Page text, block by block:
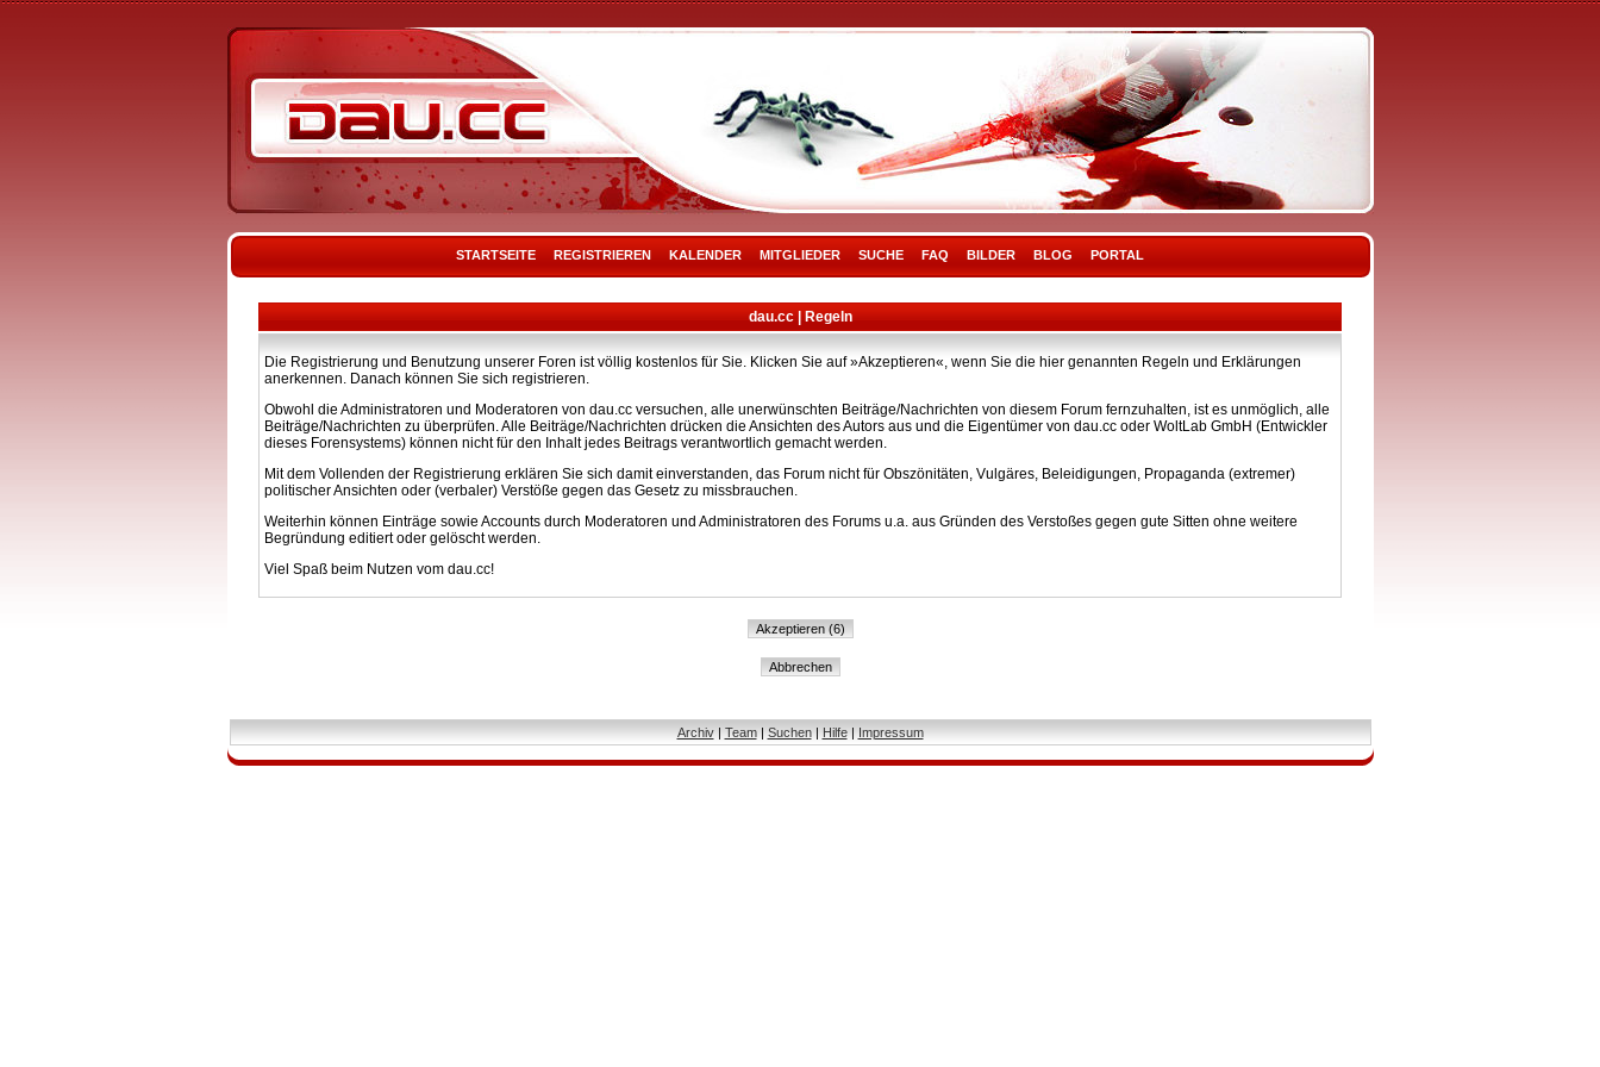
STARTSEITE REGISTRIEREN KALENDER MITGLIEDER SUCHE FAQ BILDER BLOG PORTAL
dau.cc | Regeln
Die Registrierung und Benutzung unserer Foren ist völlig kostenlos für Sie. Klicken Sie auf »Akzeptieren«, wenn Sie die hier genannten Regeln und Erklärungen
anerkennen. Danach können Sie sich registrieren.
Obwohl die Administratoren und Moderatoren von dau.cc versuchen, alle unerwünschten Beiträge/Nachrichten von diesem Forum fernzuhalten, ist es unmöglich, alle
Beiträge/Nachrichten zu überprüfen. Alle Beiträge/Nachrichten drücken die Ansichten des Autors aus und die Eigentümer von dau.cc oder WoltLab GmbH (Entwickler
dieses Forensystems) können nicht für den Inhalt jedes Beitrags verantwortlich gemacht werden.
Mit dem Vollenden der Registrierung erklären Sie sich damit einverstanden, das Forum nicht für Obszönitäten, Vulgäres, Beleidigungen, Propaganda (extremer)
politischer Ansichten oder (verbaler) Verstöße gegen das Gesetz zu missbrauchen.
Weiterhin können Einträge sowie Accounts durch Moderatoren und Administratoren des Forums u.a. aus Gründen des Verstoßes gegen gute Sitten ohne weitere
Begründung editiert oder gelöscht werden.
Viel Spaß beim Nutzen vom dau.cc!
Archiv| Team| Suchen| Hilfe| Impressum